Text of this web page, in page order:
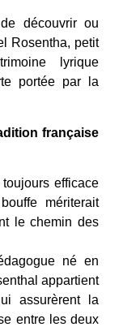
découvrir ou
Rosentha, petit
lyrique
portée par la
française
efficace
mériterait
le chemin des
né en
appartient
assurèrent la
entre les deux